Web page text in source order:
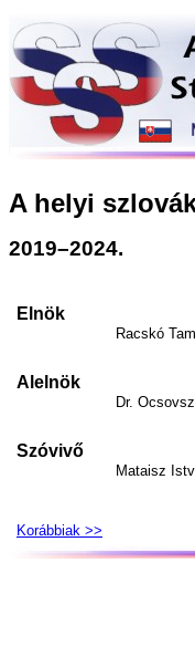
A helyi
2019–2024.
Elnök
Racskó
Alelnök
Dr.
Szóvivő
Mataisz
Korábbiak >>